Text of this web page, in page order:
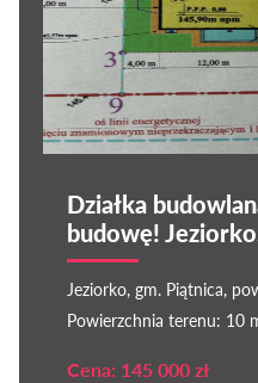
Działka
budowę!
Jeziorko, gm. Piątnica,
Powierzchnia terenu: 10
Cena: 145 000 zł